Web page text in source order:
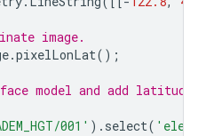
image.
.pixelLonLat();
model and add latitude
001' ). select(